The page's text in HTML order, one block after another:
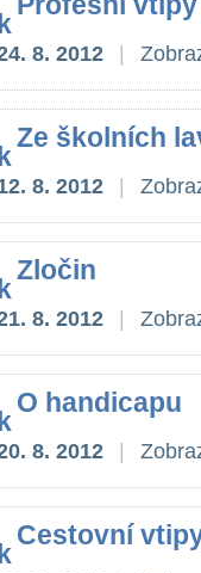
8. 2012
Ze školních
8. 2012
Zločin
8. 2012
O handicapu
8. 2012
Cestovní